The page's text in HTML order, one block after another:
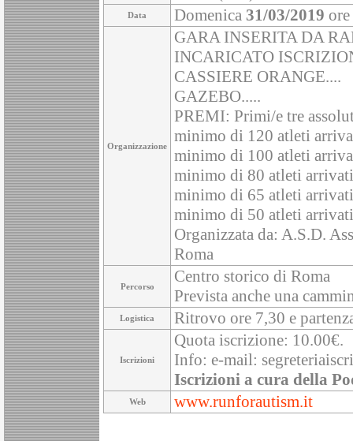
Data Domenica 31/03/2019
Organizzazione
GARA INSERITA DA
INCARICATO
CASSIERE ORANGE....
GAZEBO.....
PREMI: Primi/e tre
minimo di 120 atleti
minimo di 100 atleti
minimo di 80 atleti
minimo di 65 atleti
minimo di 50 atleti
Organizzata da: A.S.D.
Roma
Percorso
Centro storico di Roma
Prevista anche una
Logistica Ritrovo ore 7,30 e
Iscrizioni
Quota iscrizione: 10.00€.
Info: e-mail:
Iscrizioni a cura della
Web www.runforautism.it